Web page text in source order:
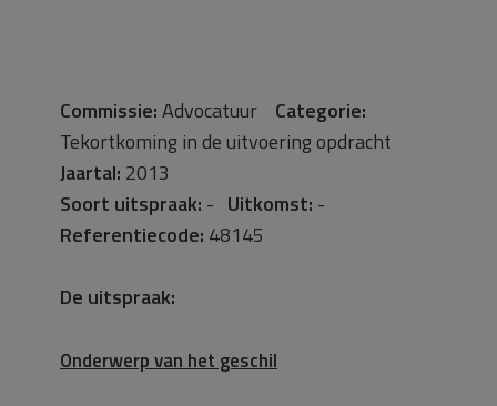
Commissie:Advocatuur Categorie:
Tekortkoming in de uitvoering opdracht
Jaartal: 2013
Soort uitspraak: - Uitkomst: -
Referentiecode: 48145
De uitspraak:
Onderwerp van het geschil